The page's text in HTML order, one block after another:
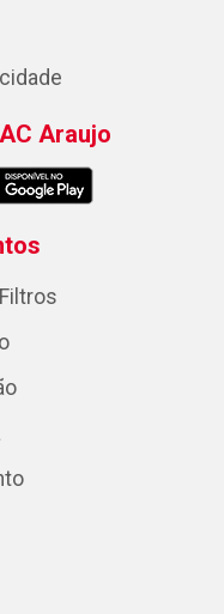
Araujo